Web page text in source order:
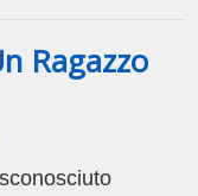
Ragazzo